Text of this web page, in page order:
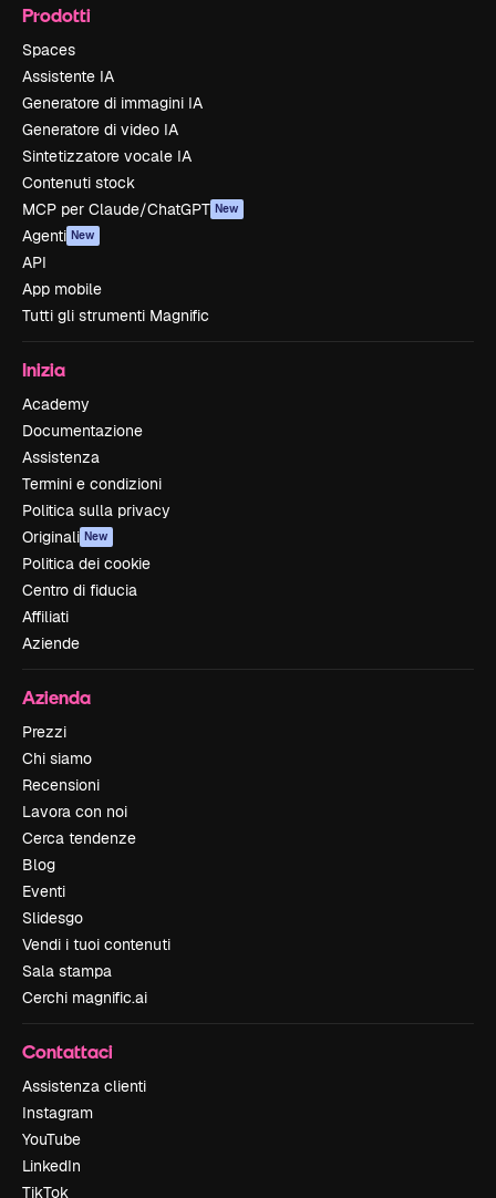
Prodotti
Spaces
Assistente IA
Generatore di immagini IA
Generatore di video IA
Sintetizzatore vocale IA
Contenuti stock
MCP per Claude/ChatGPT New
Agenti New
API
App mobile
Tutti gli strumenti Magnific
Inizia
Academy
Documentazione
Assistenza
Termini e condizioni
Politica sulla privacy
Originali New
Politica dei cookie
Centro di fiducia
Affiliati
Aziende
Azienda
Prezzi
Chi siamo
Recensioni
Lavora con noi
Cerca tendenze
Blog
Eventi
Slidesgo
Vendi i tuoi contenuti
Sala stampa
Cerchi magnific.ai
Contattaci
Assistenza clienti
Instagram
YouTube
LinkedIn
TikTok